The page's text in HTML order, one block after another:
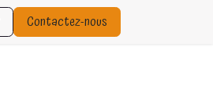
Contactez-nous